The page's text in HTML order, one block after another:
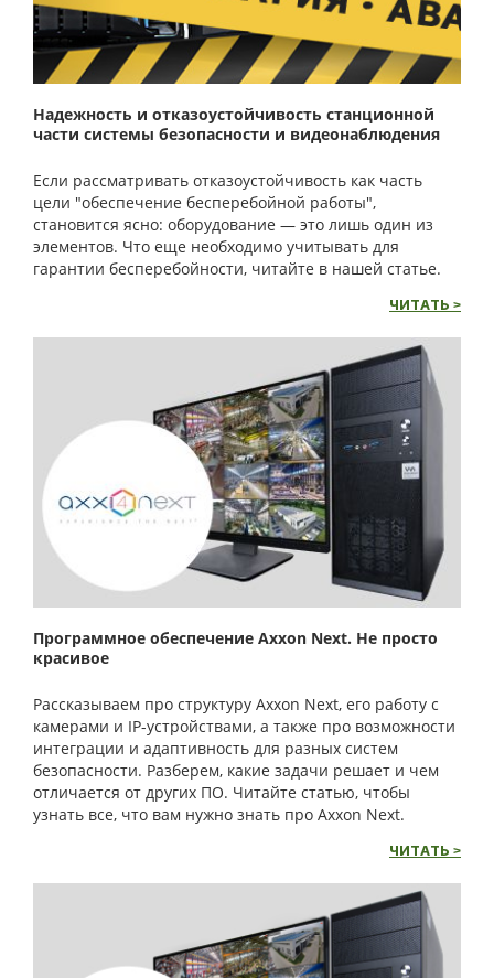
Надежность и отказоустойчивость станционной
части системы безопасности и видеонаблюдения
Eсли рассматривать отказоустойчивость как часть
цели "обеспечение бесперебойной работы",
становится ясно: оборудование — это лишь один из
элементов. Что еще необходимо учитывать для
гарантии бесперебойности, читайте в нашей статье.
ЧИТАТЬ >
Программное обеспечение Axxon Next. Не просто
красивое
Рассказываем про структуру Axxon Next, его работу с
камерами и IP-устройствами, а также про возможности
интеграции и адаптивность для разных систем
безопасности. Разберем, какие задачи решает и чем
отличается от других ПО. Читайте статью, чтобы
узнать все, что вам нужно знать про Axxon Next.
ЧИТАТЬ >